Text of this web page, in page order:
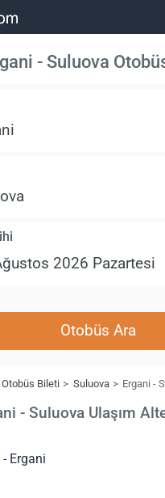
- Suluova
Otobüs Ara
Otobüs Bileti Suluova Ergani -
- Suluova Ulaşım
Ergani